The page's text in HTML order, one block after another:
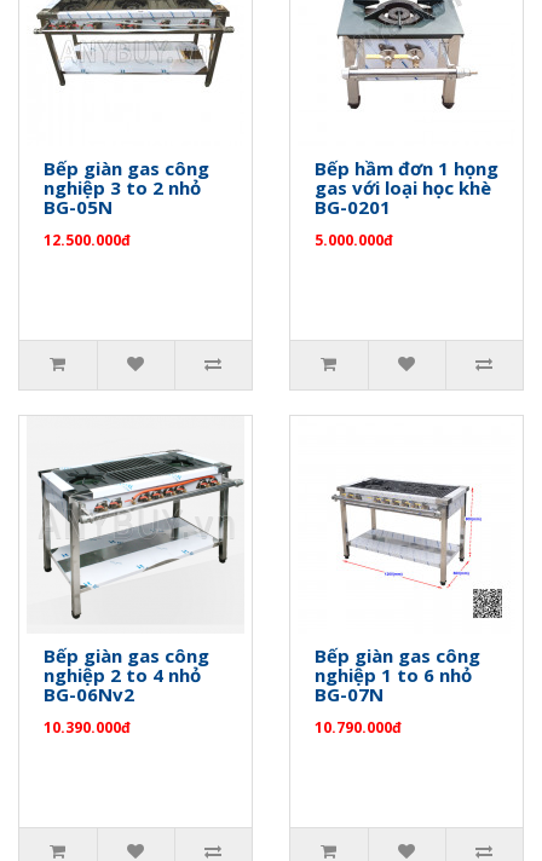
Bếp giàn gas công
nghiệp 3 to 2 nhỏ
BG-05N
12.500.000đ
Bếp hầm đơn 1 họng
gas với loại học khè
BG-0201
5.000.000đ
Bếp giàn gas công
nghiệp 2 to 4 nhỏ
BG-06Nv2
10.390.000đ
Bếp giàn gas công
nghiệp 1 to 6 nhỏ
BG-07N
10.790.000đ